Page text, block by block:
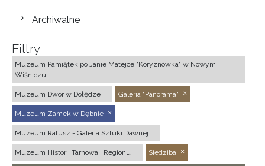
Archiwalne
Filtry
Muzeum Pamiątek po Janie Matejce "Koryznówka" w Nowym
Wiśniczu
Muzeum Dwór w Dołędze Galeria "Panorama"
Muzeum Zamek w Dębnie
Muzeum Ratusz - Galeria Sztuki Dawnej
Muzeum Historii Tarnowa i Regionu Siedziba